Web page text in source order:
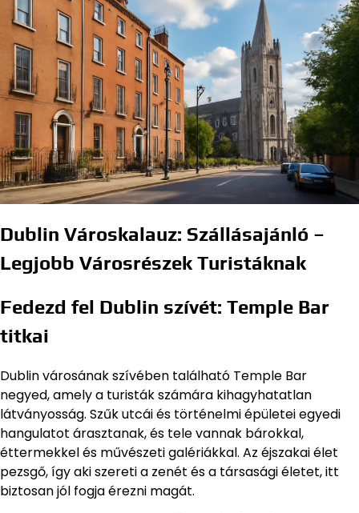
Dublin Városkalauz: Szállásajánló –
Legjobb Városrészek Turistáknak
Fedezd fel Dublin szívét: Temple Bar
titkai
Dublin városának szívében található Temple Bar
negyed, amely a turisták számára kihagyhatatlan
látványosság. Szűk utcái és történelmi épületei egyedi
hangulatot árasztanak, és tele vannak bárokkal,
éttermekkel és művészeti galériákkal. Az éjszakai élet
pezsgő, így aki szereti a zenét és a társasági életet, itt
biztosan jól fogja érezni magát.